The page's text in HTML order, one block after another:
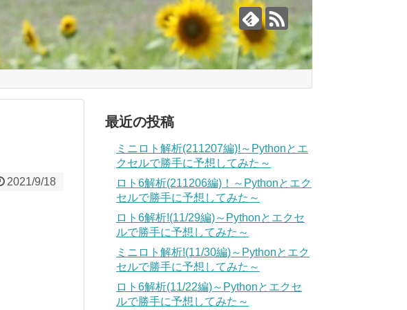
2021/9/18
最近の投稿
ミニロト解析(211207編)!～Pythonとエ
クセルで勝手に予想してみた～
ロト6解析(211206編)！～Pythonとエク
セルで勝手に予想してみた～
ロト6解析!(11/29編)～Pythonとエクセ
ルで勝手に予想してみた～
ミニロト解析!(11/30編)～Pythonとエク
セルで勝手に予想してみた～
ロト6解析(11/22編)～Pythonとエクセ
ルで勝手に予想してみた～